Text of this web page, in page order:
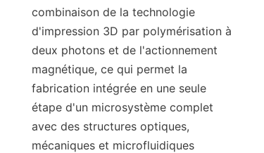
combinaison de la technologie
d'impression 3D par polymérisation à
deux photons et de l'actionnement
magnétique, ce qui permet la
fabrication intégrée en une seule
étape d'un microsystème complet
avec des structures optiques,
mécaniques et microfluidiques